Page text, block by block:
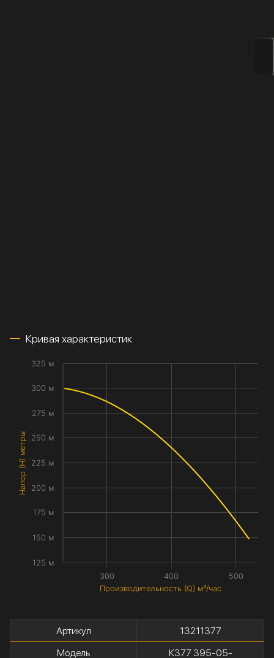
Кривая характеристик
Производительность (Q) м³/час
Напор (H) метры
300 400 500
125 м
150 м
175 м
200 м
225 м
250 м
275 м
300 м
325 м
Артикул
13211377
Модель
К377 395-05-